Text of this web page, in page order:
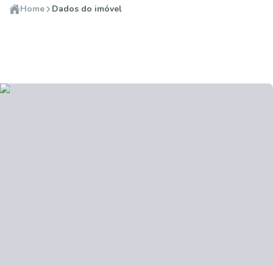
Home Dados do imóvel